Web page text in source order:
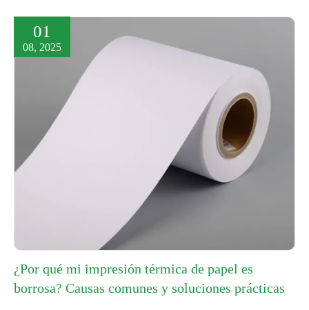
01
08, 2025
¿Por qué mi impresión térmica de papel es
borrosa? Causas comunes y soluciones prácticas